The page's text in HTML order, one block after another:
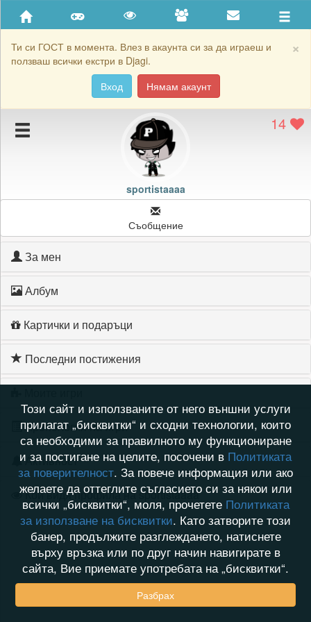
×
Ти си ГОСТ в момента. Влез в акаунта си за да играеш и
ползваш всички екстри в Djagi.
Вход
Нямам акаунт
Приятели
Хронология на игри
Подаръците на sportistaaaa
Картичките на sportistaaaa
Блокирай sportistaaaa
14
sportistaaaa
Съобщение
За мен
Албум
Картички и подаръци
Последни постижения
Хронология на игри
Активност
Кой видя профила на sportistaaaa
Този сайт и използваните от него външни услуги
прилагат „бисквитки“ и сходни технологии, които
са необходими за правилното му функциониране
и за постигане на целите, посочени в Политиката
за поверителност. За повече информация или ако
желаете да оттеглите съгласието си за някои или
всички „бисквитки“, моля, прочетете Политиката
за използване на бисквитки. Като затворите този
банер, продължите разглеждането, натиснете
върху връзка или по друг начин навигирате в
сайта, Вие приемате употребата на „бисквитки“.
Разбрах